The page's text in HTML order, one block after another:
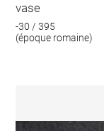
vase
-30 / 395
(époque romaine)